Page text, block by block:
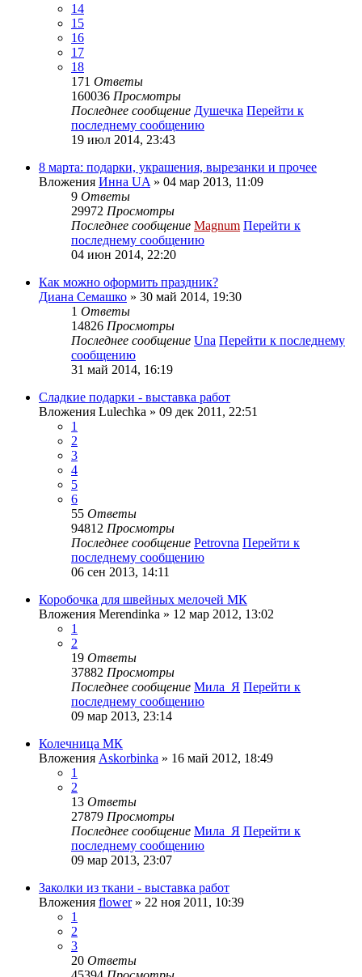
14
15
16
17
18
171 Ответы
160036 Просмотры
Последнее сообщение Душечка Перейти к
последнему сообщению
19 июл 2014, 23:43
8 марта: подарки, украшения, вырезанки и прочее
Вложения Инна UA » 04 мар 2013, 11:09
9 Ответы
29972 Просмотры
Последнее сообщение Magnum Перейти к
последнему сообщению
04 июн 2014, 22:20
Как можно оформить праздник?
Диана Семашко » 30 май 2014, 19:30
1 Ответы
14826 Просмотры
Последнее сообщение Una Перейти к последнему
сообщению
31 май 2014, 16:19
Сладкие подарки - выставка работ
Вложения Lulechka » 09 дек 2011, 22:51
1
2
3
4
5
6
55 Ответы
94812 Просмотры
Последнее сообщение Petrovna Перейти к
последнему сообщению
06 сен 2013, 14:11
Коробочка для швейных мелочей МК
Вложения Merendinka » 12 мар 2012, 13:02
1
2
19 Ответы
37882 Просмотры
Последнее сообщение Мила_Я Перейти к
последнему сообщению
09 мар 2013, 23:14
Колечница МК
Вложения Askorbinka » 16 май 2012, 18:49
1
2
13 Ответы
27879 Просмотры
Последнее сообщение Мила_Я Перейти к
последнему сообщению
09 мар 2013, 23:07
Заколки из ткани - выставка работ
Вложения flower» 22 ноя 2011, 10:39
1
2
3
20 Ответы